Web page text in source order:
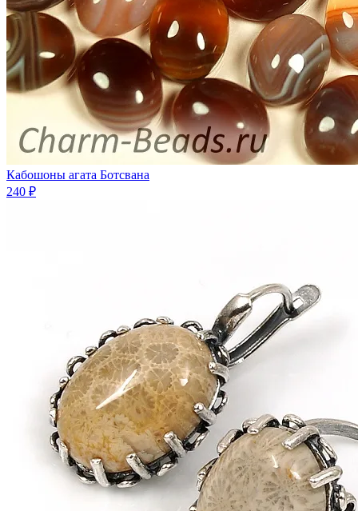
Кабошоны агата Ботсвана
240 ₽